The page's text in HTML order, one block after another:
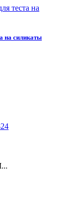
на силикаты